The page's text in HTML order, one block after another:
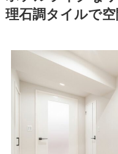
理石調タイルで